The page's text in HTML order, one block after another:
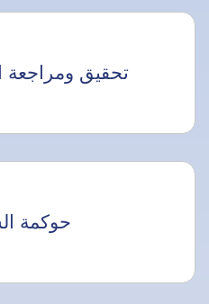
تحقيق
حوكمة